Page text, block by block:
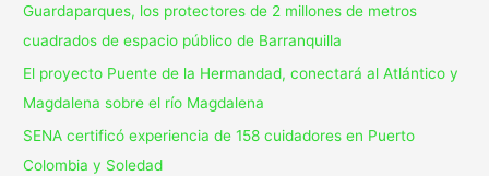
Guardaparques, los protectores de 2 millones de metros
cuadrados de espacio público de Barranquilla
El proyecto Puente de la Hermandad, conectará al Atlántico y
Magdalena sobre el río Magdalena
SENA certificó experiencia de 158 cuidadores en Puerto
Colombia y Soledad